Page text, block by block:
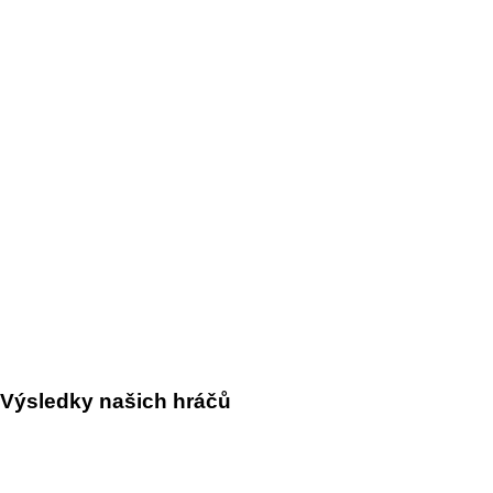
Výsledky našich hráčů